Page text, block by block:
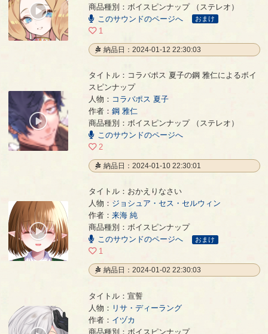
商品種別：ボイスピンナップ （ステレオ）
このサウンドのページへ
おまけ
1
納品日：2024-01-12 22:30:03
コラバポス 夏子の鋼 雅仁によるボイスピンナップ
00:00
00:59
タイトル：コラバポス 夏子の鋼 雅仁によるボイ
スピンナップ
人物： コラバポス 夏子
作者： 鋼 雅仁
商品種別：ボイスピンナップ （ステレオ）
このサウンドのページへ
2
納品日：2024-01-10 22:30:01
おかえりなさい - 来海 純
タイトル：おかえりなさい
人物： ジョシュア・セス・セルウィン
作者： 来海 純
商品種別：ボイスピンナップ
このサウンドのページへ
おまけ
1
納品日：2024-01-02 22:30:03
- イヅカ
タイトル：宣誓
人物： リサ・ディーラング
作者： イヅカ
商品種別：ボイスピンナップ